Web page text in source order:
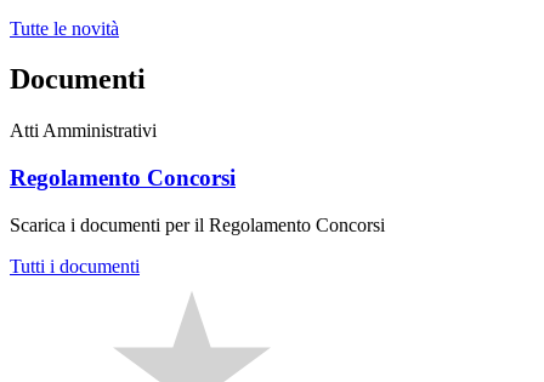
Tutte le novità
Documenti
Atti Amministrativi
Regolamento Concorsi
Scarica i documenti per il Regolamento Concorsi
Tutti i documenti